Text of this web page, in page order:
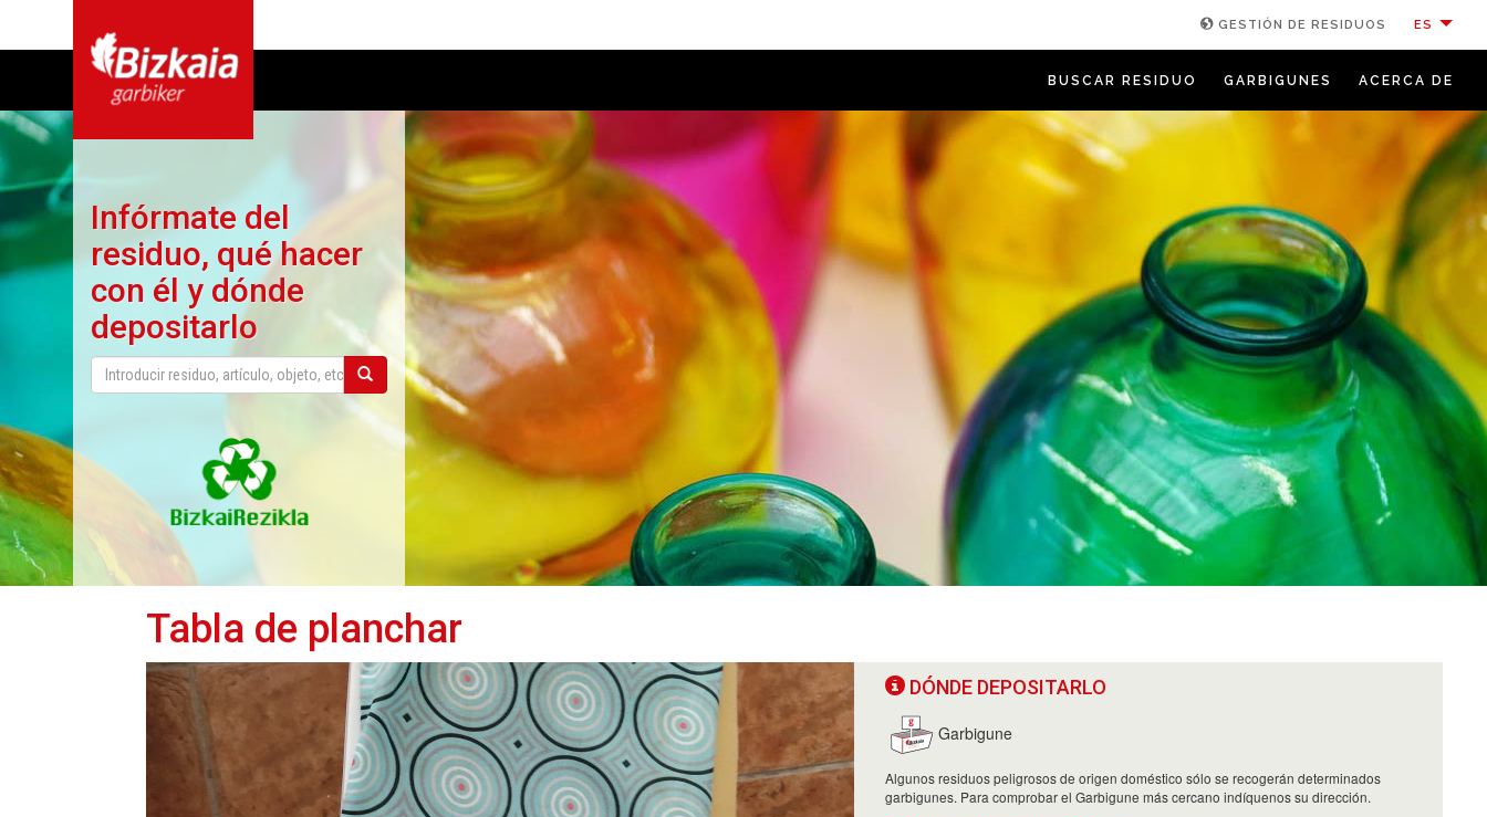
GESTIÓN DE RESIDUOS ES
BUSCAR RESIDUO GARBIGUNES ACERCA DE
Infórmate del
residuo, qué hacer
con él y dónde
depositarlo
Tabla de planchar
DÓNDE DEPOSITARLO
Garbigune
Algunos residuos peligrosos de origen doméstico sólo se recogerán determinados
garbigunes. Para comprobar el Garbigune más cercano indíquenos su dirección.